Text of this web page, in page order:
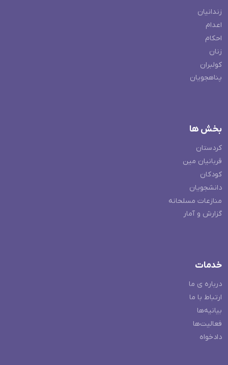
زندانیان
اعدام
احکام
زنان
کولبران
پناهجویان
بخش ها
کردستان
قربانیان مین
کودکان
دانشجویان
منازعات مسلحانه
گزارش و آمار
خدمات
درباره ی ما
ارتباط با ما
بیانیه‌ها
فعالیت‌ها
دادخواه